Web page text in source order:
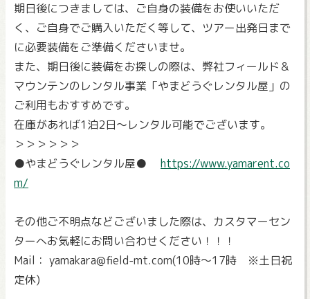
期日後につきましては、ご自身の装備をお使いいただ
く、ご自身でご購入いただく等して、ツアー出発日まで
に必要装備をご準備くださいませ。
また、期日後に装備をお探しの際は、弊社フィールド＆
マウンテンのレンタル事業「やまどうぐレンタル屋」の
ご利用もおすすめです。
在庫があれば1泊2日～レンタル可能でございます。
＞＞＞＞＞＞
●やまどうぐレンタル屋● https://www.yamarent.co
m/
その他ご不明点などございました際は、カスタマーセン
ターへお気軽にお問い合わせください！！！
Mail： yamakara@field-mt.com(10時～17時 ※土日祝
定休)